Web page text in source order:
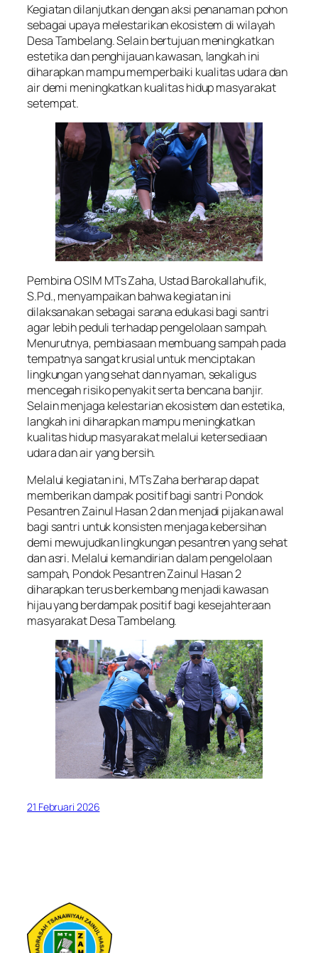
Kegiatan dilanjutkan dengan aksi penanaman pohon
sebagai upaya melestarikan ekosistem di wilayah
Desa Tambelang. Selain bertujuan meningkatkan
estetika dan penghijauan kawasan, langkah ini
diharapkan mampu memperbaiki kualitas udara dan
air demi meningkatkan kualitas hidup masyarakat
setempat.
Pembina OSIM MTs Zaha, Ustad Barokallahufik,
S.Pd., menyampaikan bahwa kegiatan ini
dilaksanakan sebagai sarana edukasi bagi santri
agar lebih peduli terhadap pengelolaan sampah.
Menurutnya, pembiasaan membuang sampah pada
tempatnya sangat krusial untuk menciptakan
lingkungan yang sehat dan nyaman, sekaligus
mencegah risiko penyakit serta bencana banjir.
Selain menjaga kelestarian ekosistem dan estetika,
langkah ini diharapkan mampu meningkatkan
kualitas hidup masyarakat melalui ketersediaan
udara dan air yang bersih.
Melalui kegiatan ini, MTs Zaha berharap dapat
memberikan dampak positif bagi santri Pondok
Pesantren Zainul Hasan 2 dan menjadi pijakan awal
bagi santri untuk konsisten menjaga kebersihan
demi mewujudkan lingkungan pesantren yang sehat
dan asri. Melalui kemandirian dalam pengelolaan
sampah, Pondok Pesantren Zainul Hasan 2
diharapkan terus berkembang menjadi kawasan
hijau yang berdampak positif bagi kesejahteraan
masyarakat Desa Tambelang.
21 Februari 2026